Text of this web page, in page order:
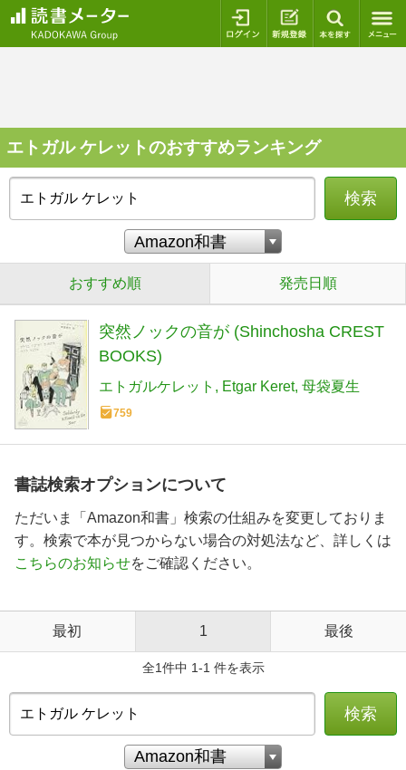
ログイン 新規登録
エトガル ケレットのおすすめランキング
検索
おすすめ順 発売日順
突然ノックの音が (Shinchosha CREST
BOOKS)
エトガルケレット Etgar Keret 母袋夏生
759
書誌検索オプションについて
ただいま「Amazon和書」検索の仕組みを変更しておりま
す。検索で本が見つからない場合の対処法など、詳しくは
こちらのお知らせをご確認ください。
最初 1 最後
全1件中 1-1 件を表示
検索